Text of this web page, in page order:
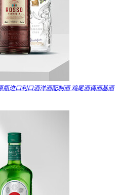
进口利口酒洋酒配制酒 鸡尾酒调酒基酒